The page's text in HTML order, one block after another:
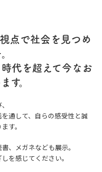
点で社会を見つめ
代を超えて今なお
す。
通して、自らの感受性と誠
す。
、メガネなども展示。
を感じてください。